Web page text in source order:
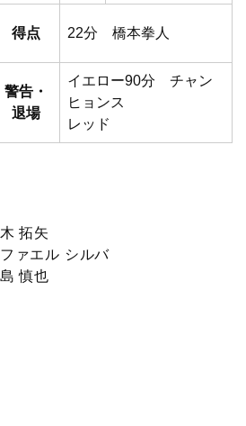
t n
得点 22分 橋本拳人
警告・
退場
イエロー90分 チャン
ヒョンス
レッド
拓矢
ァエル シルバ
慎也